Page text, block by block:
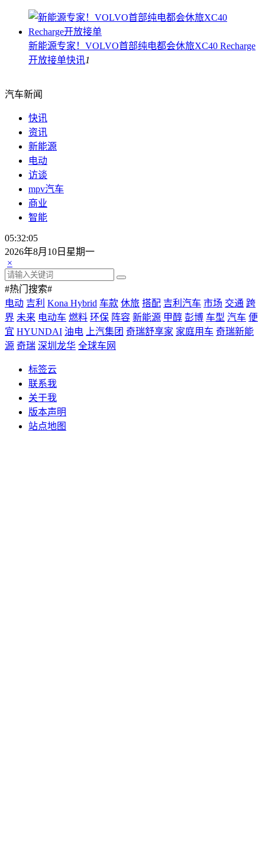
新能源专家！VOLVO首部纯电都会休旅XC40 Recharge
开放接单快讯1
汽车新闻
快讯
资讯
新能源
电动
访谈
mpv汽车
商业
智能
05:32:06
2026年8月10日星期一
×
#热门搜索#
电动 吉利 Kona Hybrid 车款 休旅 搭配 吉利汽车 市场 交通 跨
界 未来 电动车 燃料 环保 阵容 新能源 甲醇 彭博 车型 汽车 便
宜 HYUNDAI 油电 上汽集团 奇瑞舒享家 家庭用车 奇瑞新能
源 奇瑞 深圳龙华 全球车网
标签云
联系我
关于我
版本声明
站点地图